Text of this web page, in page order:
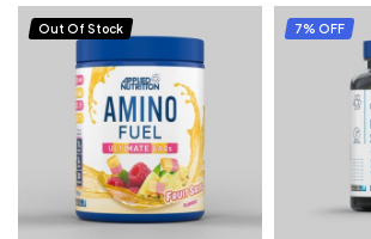
Out Of Stock 7% OFF